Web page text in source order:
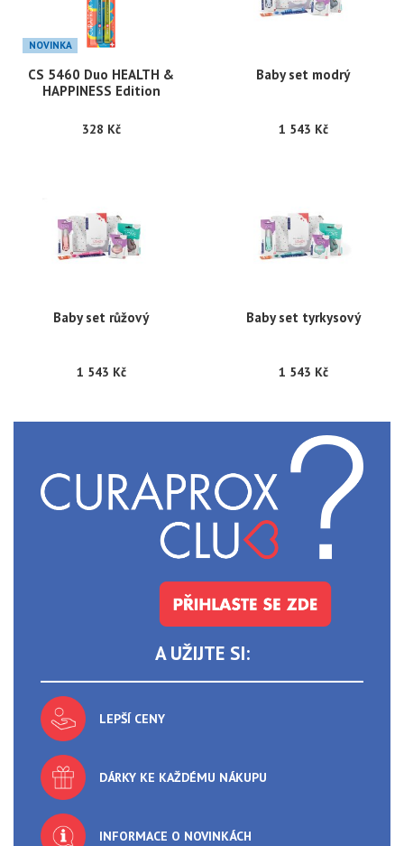
NOVINKA
CS 5460 Duo HEALTH &
HAPPINESS Edition
328 Kč
Baby set modrý
1 543 Kč
Baby set růžový
1 543 Kč
Baby set tyrkysový
1 543 Kč
A UŽIJTE SI:
LEPŠÍ CENY
DÁRKY KE KAŽDÉMU NÁKUPU
INFORMACE O NOVINKÁCH